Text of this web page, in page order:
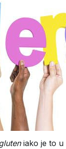
iako je to u